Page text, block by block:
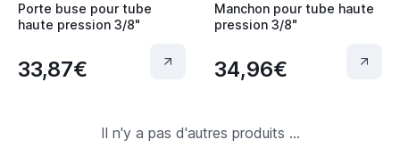
Porte buse pour tube
haute pression 3/8"
33,87€
Manchon pour tube haute
pression 3/8"
34,96€
Il n'y a pas d'autres produits ...